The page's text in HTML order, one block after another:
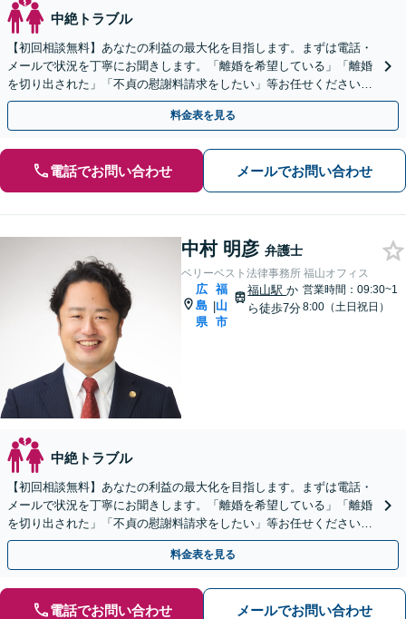
中絶トラブル
【初回相談無料】あなたの利益の最大化を目指します。まずは電話・
メールで状況を丁寧にお聞きします。「離婚を希望している」「離婚
を切り出された」「不貞の慰謝料請求をしたい」等お任せください。
【リーズナブルな料金設定】
料金表を見る
電話でお問い合わせ メールでお問い合わせ
中村 明彦 弁護士
ベリーベスト法律事務所 福山オフィス
広
島
県
|
福
山
市
福山駅か
ら徒歩7分
営業時間：09:30~1
8:00（土日祝日）
中絶トラブル
【初回相談無料】あなたの利益の最大化を目指します。まずは電話・
メールで状況を丁寧にお聞きします。「離婚を希望している」「離婚
を切り出された」「不貞の慰謝料請求をしたい」等お任せください。
【リーズナブルな料金設定】
料金表を見る
電話でお問い合わせ メールでお問い合わせ